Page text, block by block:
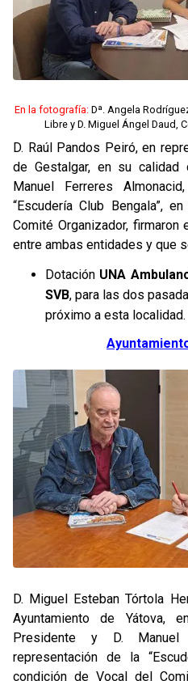
En la fotografía: Dª. Angela
Libre y D. Miguel Ángel Daud,
D. Raúl Pandos Peiró, en
de Gestalgar, en su calidad
Manuel Ferreres
“Escudería Club Bengala”,
Comité Organizador, firmaron
entre ambas entidades y que
Dotación UNA
SVB, para las dos
próximo a esta localidad.
D. Miguel Esteban Tórtola
Ayuntamiento de Yátova,
Presidente y D. Manuel
representación de la
condición de Vocal del